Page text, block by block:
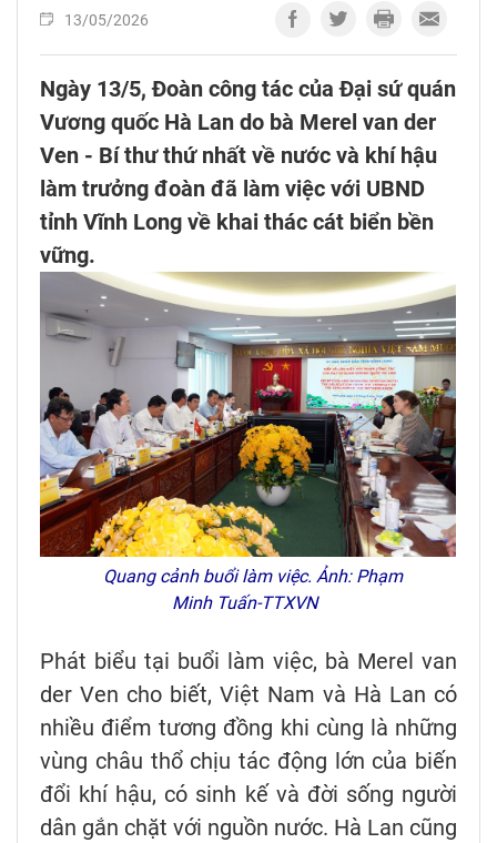
13/05/2026
Ngày 13/5, Đoàn công tác của Đại sứ quán
Vương quốc Hà Lan do bà Merel van der
Ven - Bí thư thứ nhất về nước và khí hậu
làm trưởng đoàn đã làm việc với UBND
tỉnh Vĩnh Long về khai thác cát biển bền
vững.
Quang cảnh buổi làm việc. Ảnh: Phạm
Minh Tuấn-TTXVN
Phát biểu tại buổi làm việc, bà Merel van
der Ven cho biết, Việt Nam và Hà Lan có
nhiều điểm tương đồng khi cùng là những
vùng châu thổ chịu tác động lớn của biến
đổi khí hậu, có sinh kế và đời sống người
dân gắn chặt với nguồn nước. Hà Lan cũng